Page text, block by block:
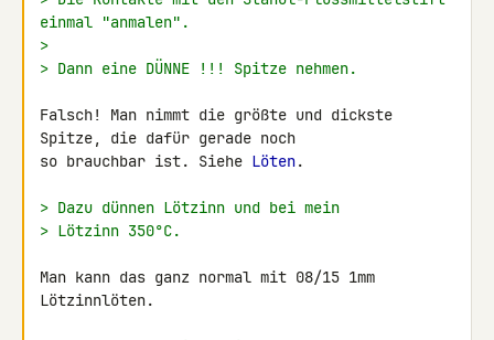
einmal "anmalen".
>
> Dann eine DÜNNE !!! Spitze nehmen.
Falsch! Man nimmt die größte und dickste
Spitze, die dafür gerade noch
so brauchbar ist. Siehe Löten.
> Dazu dünnen Lötzinn und bei mein
> Lötzinn 350°C.
Man kann das ganz normal mit 08/15 1mm
Lötzinnlöten.